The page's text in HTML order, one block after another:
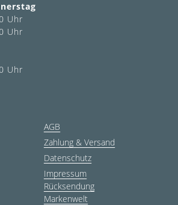
Uhr
Uhr
Uhr
AGB
Zahlung & Versand
Datenschutz
Impressum
Rücksendung
Markenwelt